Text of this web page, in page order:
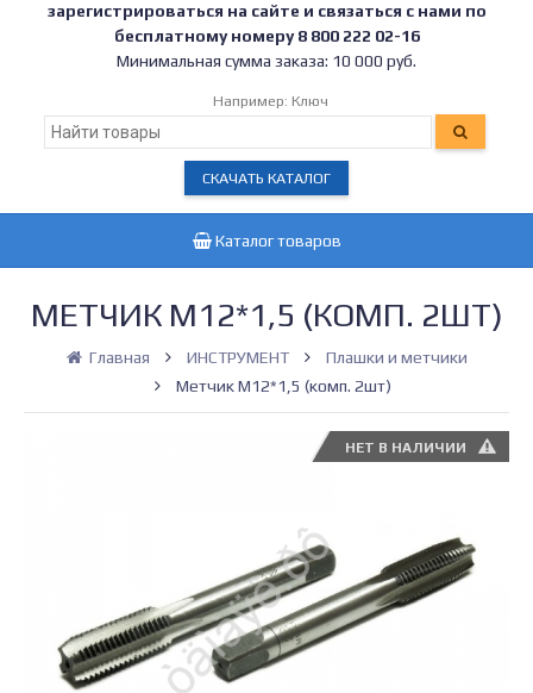
зарегистрироваться на сайте и связаться с нами по
бесплатному номеру 8 800 222 02-16
Минимальная сумма заказа: 10 000 руб.
Например: Ключ
СКАЧАТЬ КАТАЛОГ
Каталог товаров
МЕТЧИК М12*1,5 (КОМП. 2ШТ)
Главная ИНСТРУМЕНТ
Плашки и метчики
Метчик М12*1,5 (комп. 2шт)
НЕТ В НАЛИЧИИ